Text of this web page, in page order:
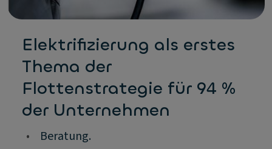
Elektrifizierung als erstes
Thema der
Flottenstrategie für 94 %
der Unternehmen
•
Beratung.